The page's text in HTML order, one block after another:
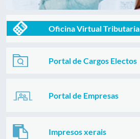
Oficina Virtual Tributaria
Portal de Cargos Electos
Portal de Empresas
Impresos xerais